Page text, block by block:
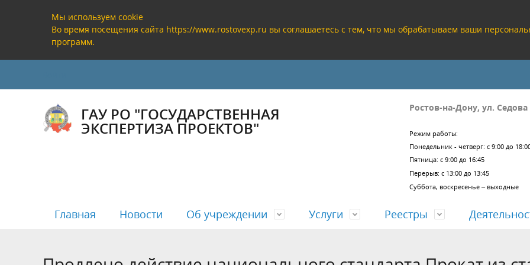
Мы используем cookie
Во время посещения сайта https://www.rostovexp.ru вы соглашаетесь с тем, что мы обрабатываем ваши
программ.
ГАУ РО "ГОСУДАРСТВЕННАЯ
ЭКСПЕРТИЗА ПРОЕКТОВ"
Ростов-на-Дону, ул.
Режим работы:
Понедельник - четверг: с 9:00 до
Пятница: с 9:00 до 16:45
Перерыв: с 13:00 до 13:45
Суббота, воскресенье – выходные
Главная Новости Об учреждении
Руководство Банковские реквизиты Учредительные документы
Услуги
Государственная экспертиза Проверка проектных решений
Согласование проектов
Реестры
Реестр заключений государственной
Реестр заключений проверки
ЕГРЗ
Полезная информация Анализ результатов работы Отчеты о деятельности